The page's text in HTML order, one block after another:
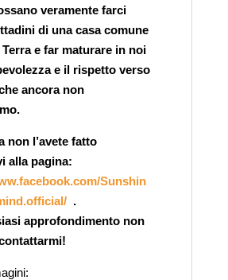
veramente farci
di una casa comune
e far maturare in noi
e il rispetto verso
ancora non
non l’avete fatto
alla pagina:
Sunshin
.
approfondimento non